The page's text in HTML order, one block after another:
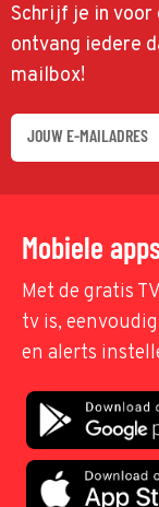
Schrijf je in voor
ontvang iedere
mailbox!
Mobiele
Met de gratis
tv is,
en alerts